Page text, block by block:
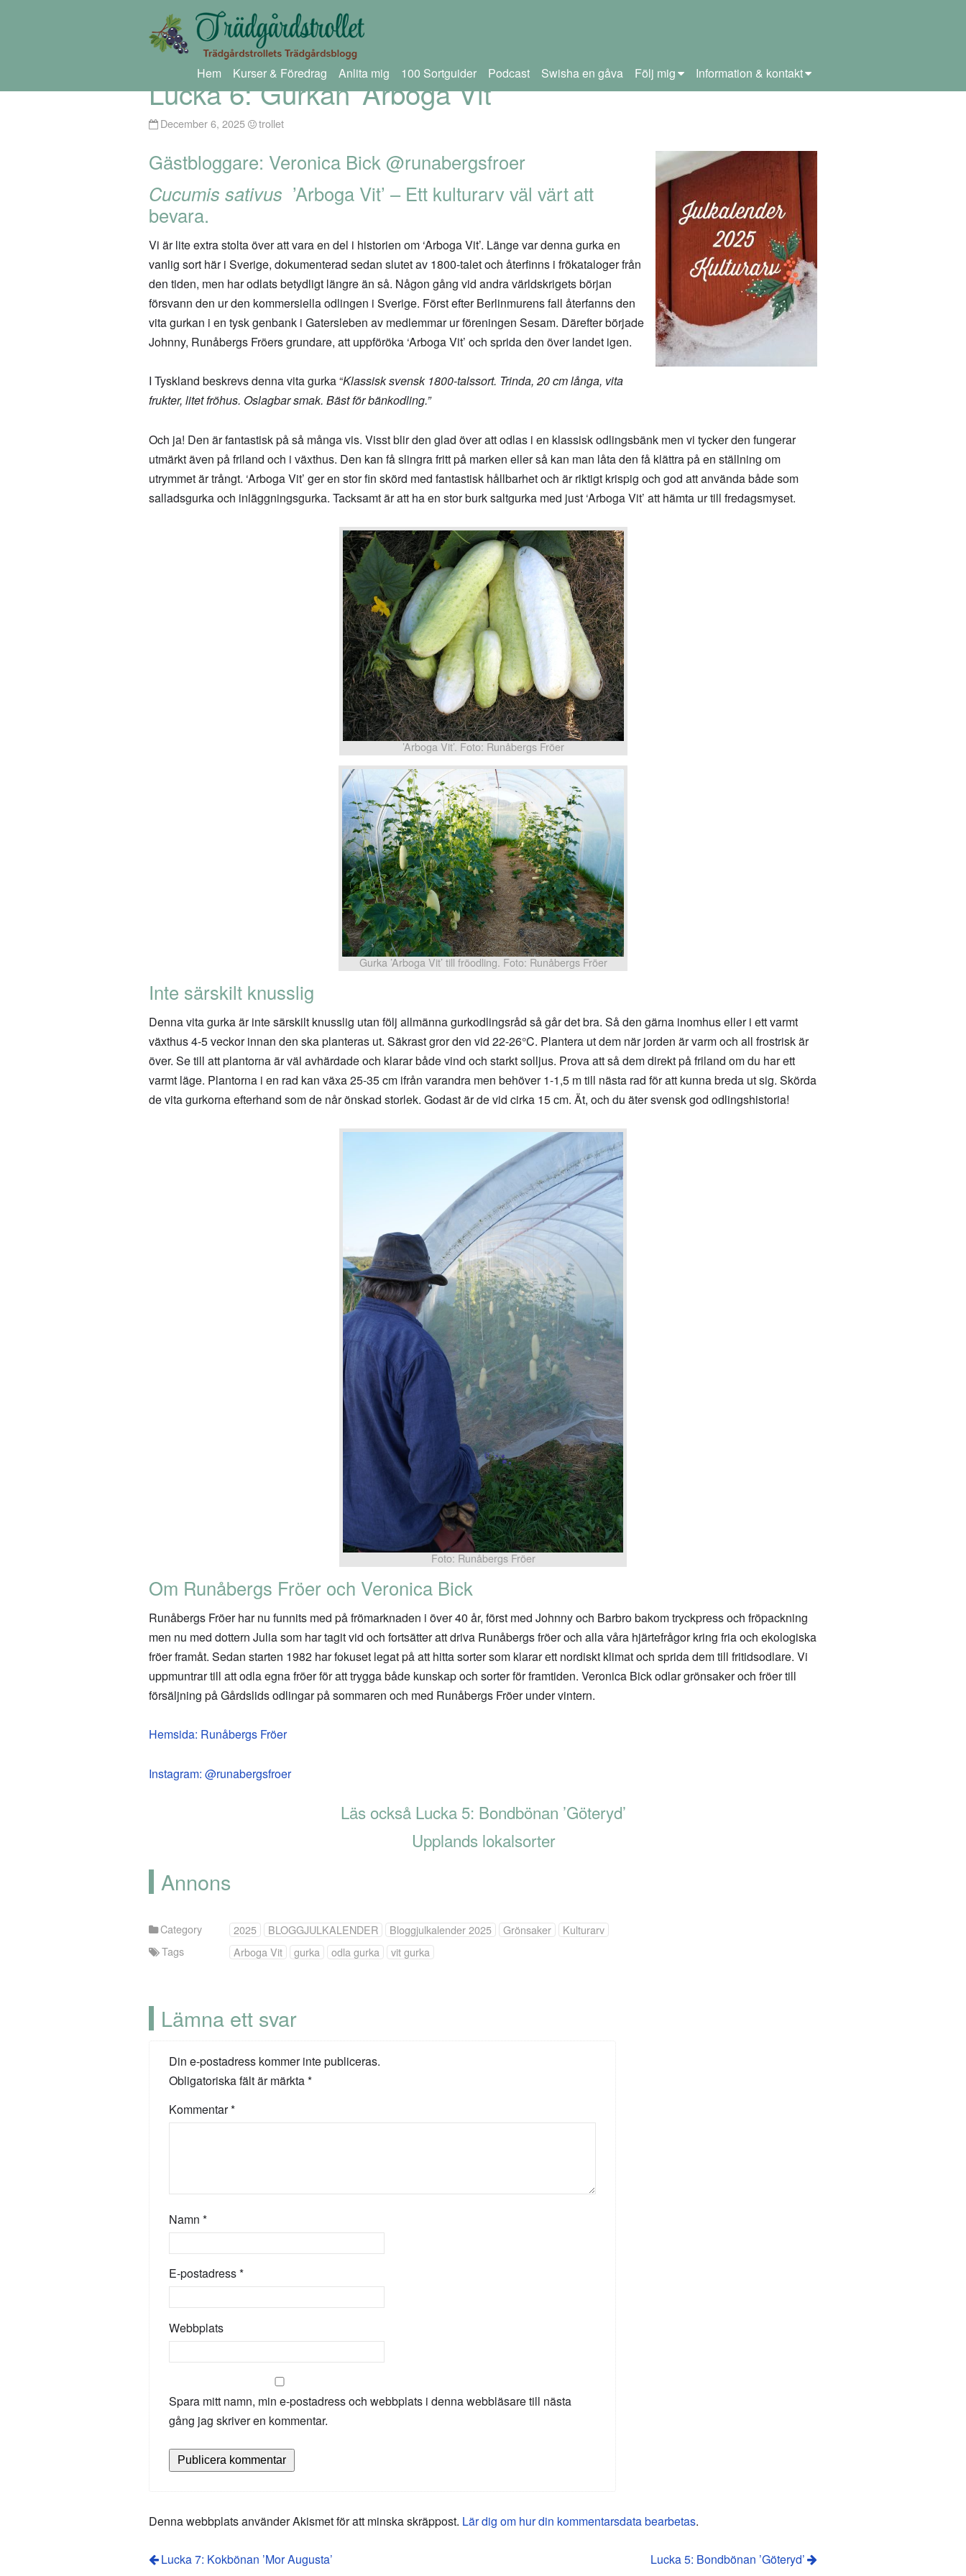
Hem Kurser & Föredrag Anlita mig 100 Sortguider Podcast Swisha en gåva Följ mig Information & kontakt
Lucka 6: Gurkan ’Arboga Vit’
December 6, 2025 trollet
Gästbloggare: Veronica Bick @runabergsfroer
Cucumis sativus ’Arboga Vit’ – Ett kulturarv väl värt att
bevara.
Vi är lite extra stolta över att vara en del i historien om ‘Arboga Vit’. Länge var denna gurka en
vanlig sort här i Sverige, dokumenterad sedan slutet av 1800-talet och återfinns i frökataloger från
den tiden, men har odlats betydligt längre än så. Någon gång vid andra världskrigets början
försvann den ur den kommersiella odlingen i Sverige. Först efter Berlinmurens fall återfanns den
vita gurkan i en tysk genbank i Gatersleben av medlemmar ur föreningen Sesam. Därefter började
Johnny, Runåbergs Fröers grundare, att uppföröka ‘Arboga Vit’ och sprida den över landet igen.
I Tyskland beskrevs denna vita gurka “Klassisk svensk 1800-talssort. Trinda, 20 cm långa, vita
frukter, litet fröhus. Oslagbar smak. Bäst för bänkodling.”
Och ja! Den är fantastisk på så många vis. Visst blir den glad över att odlas i en klassisk odlingsbänk men vi tycker den fungerar
utmärkt även på friland och i växthus. Den kan få slingra fritt på marken eller så kan man låta den få klättra på en ställning om
utrymmet är trångt. ‘Arboga Vit’ ger en stor fin skörd med fantastisk hållbarhet och är riktigt krispig och god att använda både som
salladsgurka och inläggningsgurka. Tacksamt är att ha en stor burk saltgurka med just ‘Arboga Vit’ att hämta ur till fredagsmyset.
’Arboga Vit’. Foto: Runåbergs Fröer
Gurka ’Arboga Vit’ till fröodling. Foto: Runåbergs Fröer
Inte särskilt knusslig
Denna vita gurka är inte särskilt knusslig utan följ allmänna gurkodlingsråd så går det bra. Så den gärna inomhus eller i ett varmt
växthus 4-5 veckor innan den ska planteras ut. Säkrast gror den vid 22-26°C. Plantera ut dem när jorden är varm och all frostrisk är
över. Se till att plantorna är väl avhärdade och klarar både vind och starkt solljus. Prova att så dem direkt på friland om du har ett
varmt läge. Plantorna i en rad kan växa 25-35 cm ifrån varandra men behöver 1-1,5 m till nästa rad för att kunna breda ut sig. Skörda
de vita gurkorna efterhand som de når önskad storlek. Godast är de vid cirka 15 cm. Ät, och du äter svensk god odlingshistoria!
Foto: Runåbergs Fröer
Om Runåbergs Fröer och Veronica Bick
Runåbergs Fröer har nu funnits med på frömarknaden i över 40 år, först med Johnny och Barbro bakom tryckpress och fröpackning
men nu med dottern Julia som har tagit vid och fortsätter att driva Runåbergs fröer och alla våra hjärtefrågor kring fria och ekologiska
fröer framåt. Sedan starten 1982 har fokuset legat på att hitta sorter som klarar ett nordiskt klimat och sprida dem till fritidsodlare. Vi
uppmuntrar till att odla egna fröer för att trygga både kunskap och sorter för framtiden. Veronica Bick odlar grönsaker och fröer till
försäljning på Gårdslids odlingar på sommaren och med Runåbergs Fröer under vintern.
Hemsida: Runåbergs Fröer
Instagram: @runabergsfroer
Läs också Lucka 5: Bondbönan ’Göteryd’
Upplands lokalsorter
Annons
Category 2025 BLOGGJULKALENDER Bloggjulkalender 2025 Grönsaker
Kulturarv
Tags
Arboga Vit gurka odla gurka vit gurka
Lämna ett svar
Din e-postadress kommer inte publiceras.
Obligatoriska fält är märkta*
Kommentar*
Namn*
E-postadress*
Webbplats
Spara mitt namn, min e-postadress och webbplats i denna webbläsare till nästa
gång jag skriver en kommentar.
Denna webbplats använder Akismet för att minska skräppost. Lär dig om hur din kommentarsdata bearbetas.
Lucka 7: Kokbönan ’Mor Augusta’ Lucka 5: Bondbönan ’Göteryd’